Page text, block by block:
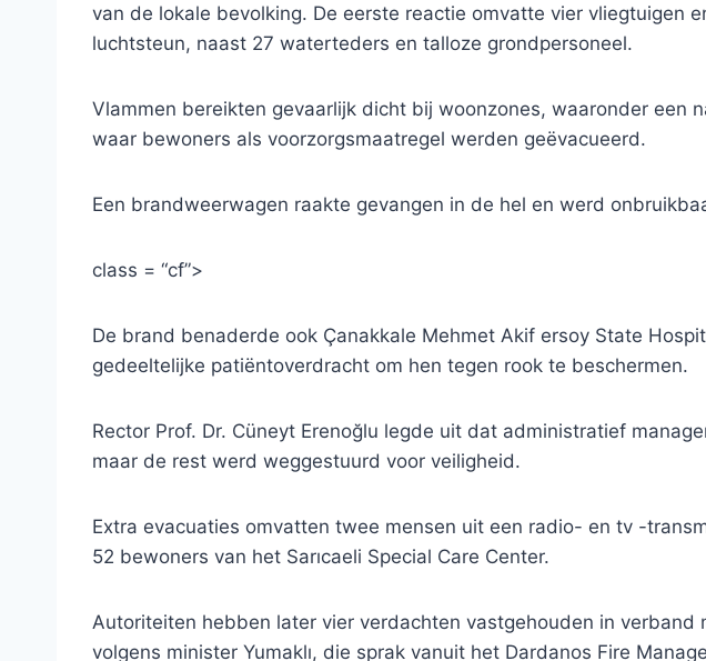
van de lokale bevolking. De eerste reactie omvatte vier vliegtuigen
luchtsteun, naast 27 waterteders en talloze grondpersoneel.
Vlammen bereikten gevaarlijk dicht bij woonzones, waaronder een
waar bewoners als voorzorgsmaatregel werden geëvacueerd.
Een brandweerwagen raakte gevangen in de hel en werd
class = “cf”>
De brand benaderde ook Çanakkale Mehmet Akif ersoy State
gedeeltelijke patiëntoverdracht om hen tegen rook te beschermen.
Rector Prof. Dr. Cüneyt Erenoğlu legde uit dat administratief
maar de rest werd weggestuurd voor veiligheid.
Extra evacuaties omvatten twee mensen uit een radio- en tv -
52 bewoners van het Sarıcaeli Special Care Center.
Autoriteiten hebben later vier verdachten vastgehouden in verband
volgens minister Yumaklı, die sprak vanuit het Dardanos Fire